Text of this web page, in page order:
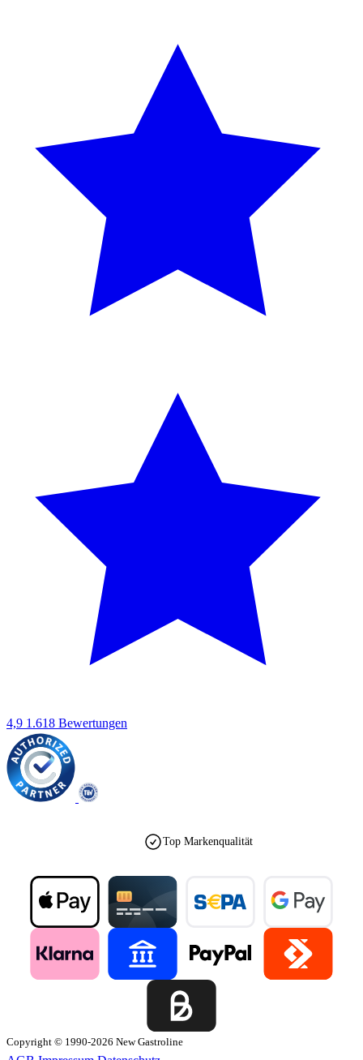
4,9 1.618 Bewertungen
Top Markenqualität
Copyright © 1990-2026 New Gastroline